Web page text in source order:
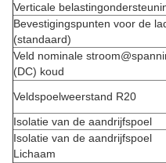
Verticale
Bevestigingspunten voor de
(standaard)
Veld nominale
(DC) koud
Veldspoelweerstand R20
Isolatie van de aandrijfspoel
Isolatie van de aandrijfspoel
Lichaam